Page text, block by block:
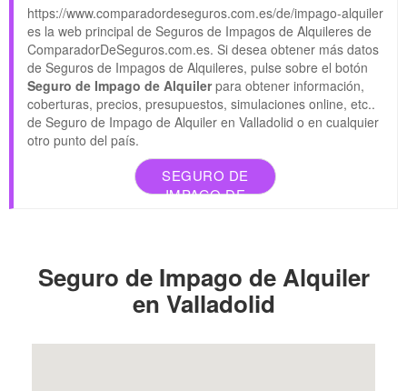
https://www.comparadordeseguros.com.es/de/impago-alquiler
es la web principal de Seguros de Impagos de Alquileres de
ComparadorDeSeguros.com.es. Si desea obtener más datos
de Seguros de Impagos de Alquileres, pulse sobre el botón
Seguro de Impago de Alquilerpara obtener información,
coberturas, precios, presupuestos, simulaciones online, etc..
de Seguro de Impago de Alquiler en Valladolid o en cualquier
otro punto del país.
SEGURO DE
IMPAGO DE
Seguro de Impago de Alquiler
en Valladolid